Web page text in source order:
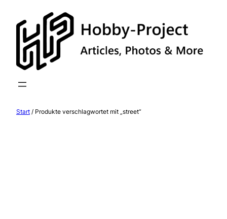
Inhalt
springen
Start / Produkte verschlagwortet mit „street“